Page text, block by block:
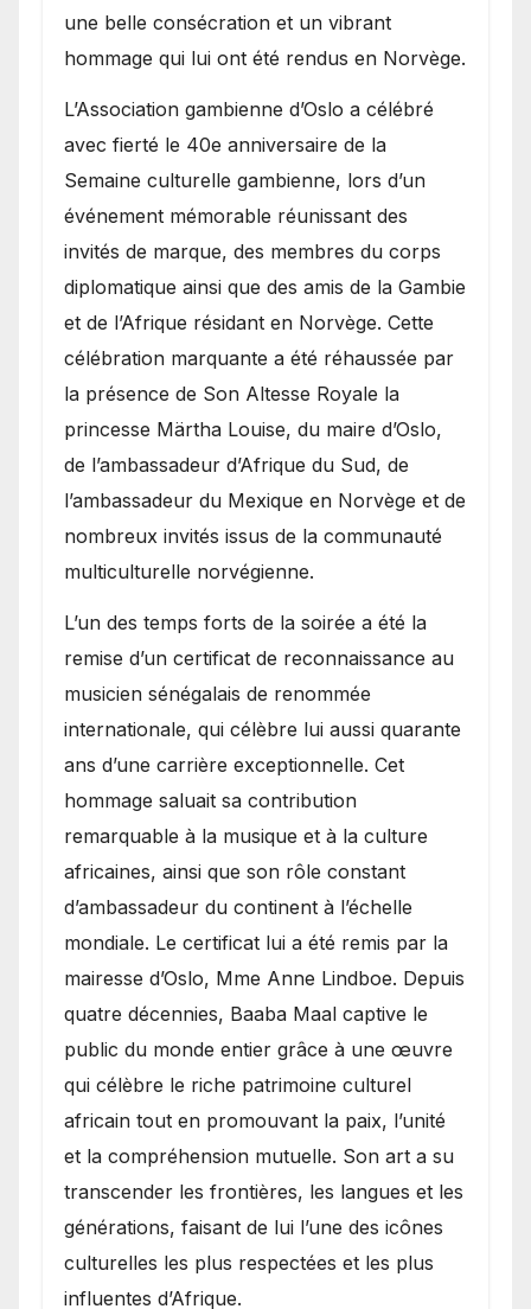
une belle consécration et un vibrant
hommage qui lui ont été rendus en Norvège.
​L’Association gambienne d’Oslo a célébré
avec fierté le 40e anniversaire de la
Semaine culturelle gambienne, lors d’un
événement mémorable réunissant des
invités de marque, des membres du corps
diplomatique ainsi que des amis de la Gambie
et de l’Afrique résidant en Norvège. Cette
célébration marquante a été réhaussée par
la présence de Son Altesse Royale la
princesse Märtha Louise, du maire d’Oslo,
de l’ambassadeur d’Afrique du Sud, de
l’ambassadeur du Mexique en Norvège et de
nombreux invités issus de la communauté
multiculturelle norvégienne.
​L’un des temps forts de la soirée a été la
remise d’un certificat de reconnaissance au
musicien sénégalais de renommée
internationale, qui célèbre lui aussi quarante
ans d’une carrière exceptionnelle. Cet
hommage saluait sa contribution
remarquable à la musique et à la culture
africaines, ainsi que son rôle constant
d’ambassadeur du continent à l’échelle
mondiale. Le certificat lui a été remis par la
mairesse d’Oslo, Mme Anne Lindboe. Depuis
quatre décennies, Baaba Maal captive le
public du monde entier grâce à une œuvre
qui célèbre le riche patrimoine culturel
africain tout en promouvant la paix, l’unité
et la compréhension mutuelle. Son art a su
transcender les frontières, les langues et les
générations, faisant de lui l’une des icônes
culturelles les plus respectées et les plus
influentes d’Afrique.